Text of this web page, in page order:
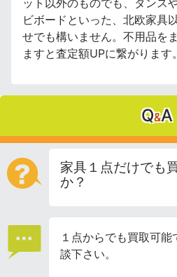
ット以外のものでも、タンス
ビボードといった、北欧家具
せでも構いません。不用品を
ますと査定額UPに繋がります。
Q&A
家具１点だけでも
か？
１点からでも買取可
談下さい。